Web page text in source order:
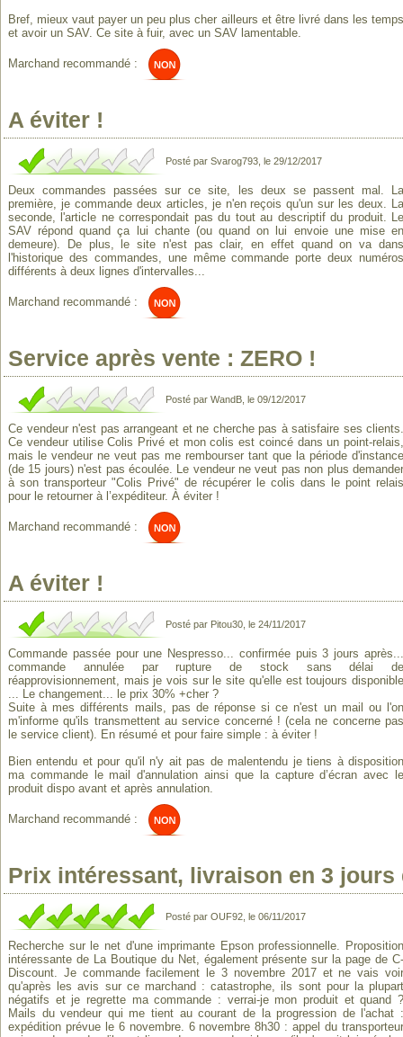
Bref, mieux vaut payer un peu plus cher ailleurs et être livré dans les temps
et avoir un SAV. Ce site à fuir, avec un SAV lamentable.
Marchand recommandé :
A éviter !
Posté par Svarog793, le 29/12/2017
Deux commandes passées sur ce site, les deux se passent mal. La
première, je commande deux articles, je n'en reçois qu'un sur les deux. La
seconde, l'article ne correspondait pas du tout au descriptif du produit. Le
SAV répond quand ça lui chante (ou quand on lui envoie une mise en
demeure). De plus, le site n'est pas clair, en effet quand on va dans
l'historique des commandes, une même commande porte deux numéros
différents à deux lignes d'intervalles...
Marchand recommandé :
Service après vente : ZERO !
Posté par WandB, le 09/12/2017
Ce vendeur n'est pas arrangeant et ne cherche pas à satisfaire ses clients.
Ce vendeur utilise Colis Privé et mon colis est coincé dans un point-relais,
mais le vendeur ne veut pas me rembourser tant que la période d'instance
(de 15 jours) n'est pas écoulée. Le vendeur ne veut pas non plus demander
à son transporteur "Colis Privé" de récupérer le colis dans le point relais
pour le retourner à l’expéditeur. À éviter !
Marchand recommandé :
A éviter !
Posté par Pitou30, le 24/11/2017
Commande passée pour une Nespresso... confirmée puis 3 jours après...
commande annulée par rupture de stock sans délai de
réapprovisionnement, mais je vois sur le site qu'elle est toujours disponible
... Le changement... le prix 30% +cher ?
Suite à mes différents mails, pas de réponse si ce n'est un mail ou l'on
m'informe qu'ils transmettent au service concerné ! (cela ne concerne pas
le service client). En résumé et pour faire simple : à éviter !
Bien entendu et pour qu'il n'y ait pas de malentendu je tiens à disposition
ma commande le mail d'annulation ainsi que la capture d’écran avec le
produit dispo avant et après annulation.
Marchand recommandé :
Prix intéressant, livraison en 3 jours
Posté par OUF92, le 06/11/2017
Recherche sur le net d'une imprimante Epson professionnelle. Proposition
intéressante de La Boutique du Net, également présente sur la page de C-
Discount. Je commande facilement le 3 novembre 2017 et ne vais voir
qu'après les avis sur ce marchand : catastrophe, ils sont pour la plupart
négatifs et je regrette ma commande : verrai-je mon produit et quand ?
Mails du vendeur qui me tient au courant de la progression de l'achat :
expédition prévue le 6 novembre. 6 novembre 8h30 : appel du transporteur